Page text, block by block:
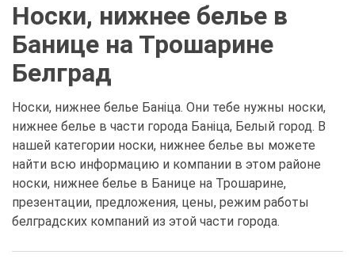
Носки, нижнее белье в
Банице на Трошарине
Белград
Носки, нижнее белье Баніца. Они тебе нужны носки,
нижнее белье в части города Баніца, Белый город. В
нашей категории носки, нижнее белье вы можете
найти всю информацию и компании в этом районе
носки, нижнее белье в Банице на Трошарине,
презентации, предложения, цены, режим работы
белградских компаний из этой части города.